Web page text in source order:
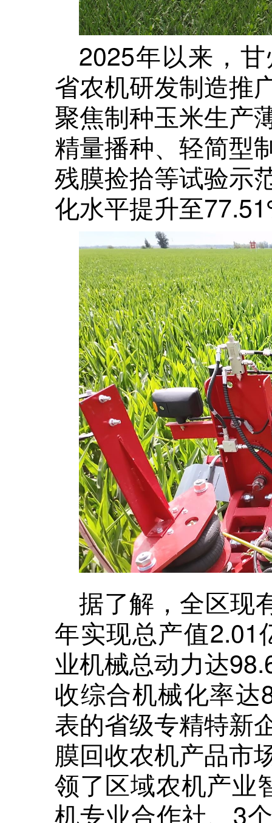
2025年以来，
省农机研发制造推
聚焦制种玉米生产
精量播种、轻简型
残膜捡拾等试验示
化水平提升至
据了解，全区现
年实现总产值2.01
业机械总动力达
收综合机械化率
表的省级专精特新
膜回收农机产品市
领了区域农机产业
机专业合作社、3